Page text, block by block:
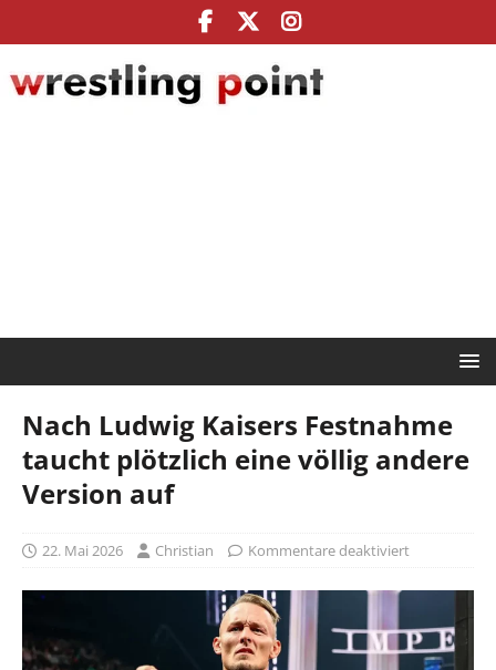
Nach Ludwig Kaisers Festnahme
taucht plötzlich eine völlig andere
Version auf
22. Mai 2026 Christian Kommentare deaktiviert